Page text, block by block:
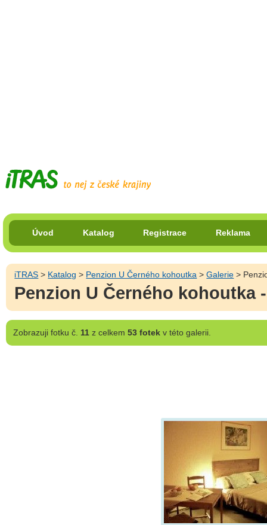
Úvod Katalog Registrace Reklama
iTRAS > Katalog > Penzion U Černého kohoutka >Galerie >
Penzion U Černého kohoutka
Zobrazujifotku č. 11z celkem 53 fotekv této galerii.